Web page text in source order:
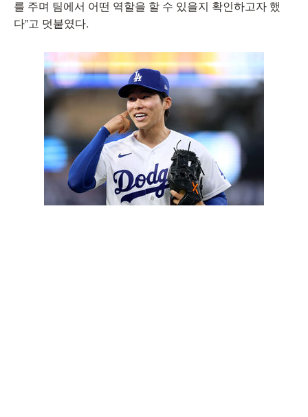
를 주며 팀에서 어떤 역할을 할 수 있을지 확인하고자 했
다”고 덧붙였다.